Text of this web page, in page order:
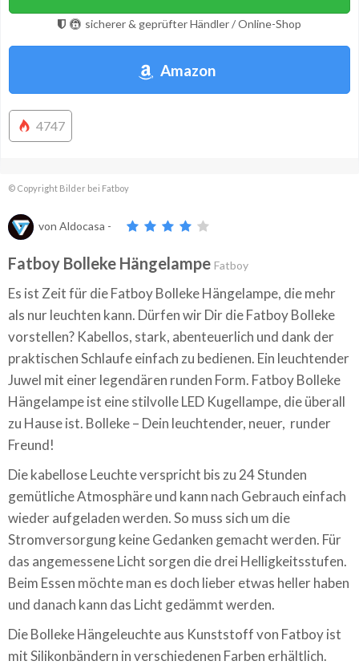
sicherer & geprüfter Händler / Online-Shop
Amazon
4747
© Copyright Bilder bei Fatboy
von Aldocasa -
Fatboy Bolleke Hängelampe Fatboy
Es ist Zeit für die Fatboy Bolleke Hängelampe, die mehr
als nur leuchten kann. Dürfen wir Dir die Fatboy Bolleke
vorstellen? Kabellos, stark, abenteuerlich und dank der
praktischen Schlaufe einfach zu bedienen. Ein leuchtender
Juwel mit einer legendären runden Form. Fatboy Bolleke
Hängelampe ist eine stilvolle LED Kugellampe, die überall
zu Hause ist. Bolleke – Dein leuchtender, neuer, runder
Freund!
Die kabellose Leuchte verspricht bis zu 24 Stunden
gemütliche Atmosphäre und kann nach Gebrauch einfach
wieder aufgeladen werden. So muss sich um die
Stromversorgung keine Gedanken gemacht werden. Für
das angemessene Licht sorgen die drei Helligkeitsstufen.
Beim Essen möchte man es doch lieber etwas heller haben
und danach kann das Licht gedämmt werden.
Die Bolleke Hängeleuchte aus Kunststoff von Fatboy ist
mit Silikonbändern in verschiedenen Farben erhältlich.